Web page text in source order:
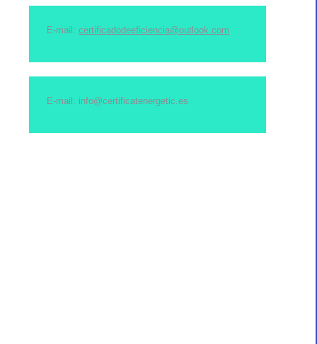
E-mail: certificadodeeficiencia@outlook.com
E-mail: info@certificatenergetic.es